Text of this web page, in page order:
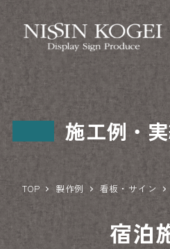
施工例・
TOP 製作例 看板・サイン
宿泊